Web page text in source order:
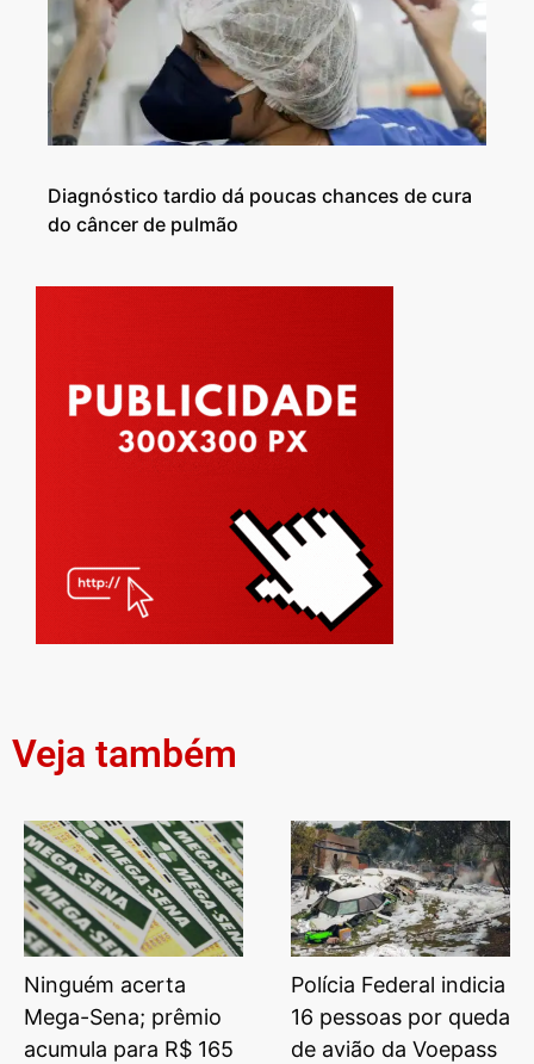
Diagnóstico tardio dá poucas chances de cura
do câncer de pulmão
Veja também
Ninguém acerta
Mega-Sena; prêmio
acumula para R$ 165
Polícia Federal indicia
16 pessoas por queda
de avião da Voepass